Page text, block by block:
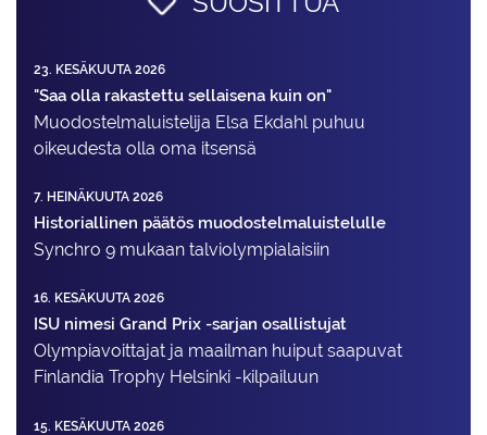
23. KESÄKUUTA 2026
"Saa olla rakastettu sellaisena kuin on"
Muodostelma­luistelija Elsa Ekdahl puhuu
oikeudesta olla oma itsensä
7. HEINÄKUUTA 2026
Historiallinen päätös muodostelmaluistelulle
Synchro 9 mukaan talviolympialaisiin
16. KESÄKUUTA 2026
ISU nimesi Grand Prix -sarjan osallistujat
Olympiavoittajat ja maailman huiput saapuvat
Finlandia Trophy Helsinki -kilpailuun
15. KESÄKUUTA 2026